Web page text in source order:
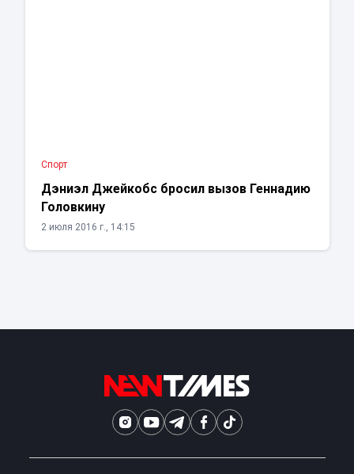
Спорт
Дэниэл Джейкобс бросил вызов Геннадию
Головкину
2 июля 2016 г., 14:15